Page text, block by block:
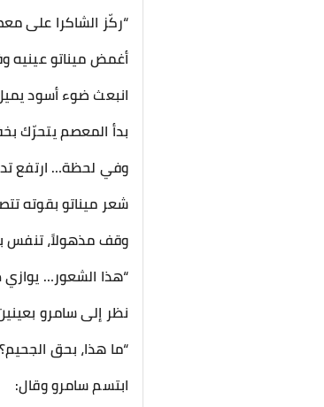
“ركّز الشاكرا على
أغمض ميناتو عينيه
انبعث ضوء أسود
بدأ المعصم يتحرّك
وفي لحظة… ارتفع
شعر ميناتو بقوته
وقف مذهولاً،
“هذا الشعور… يوازي
نظر إلى سامرو
“ما هذا، بحق
ابتسم سامرو وقال: